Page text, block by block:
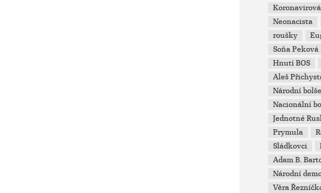
Neonacista
roušky
Soňa Peková
Hnutí BOS
Aleš
Národní
Nacionální
Jednotné
Prymula
Sládkovci
Adam B.
Národní
Věra